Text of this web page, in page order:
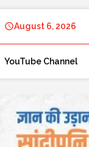
August 6, 2026
YouTube Channel